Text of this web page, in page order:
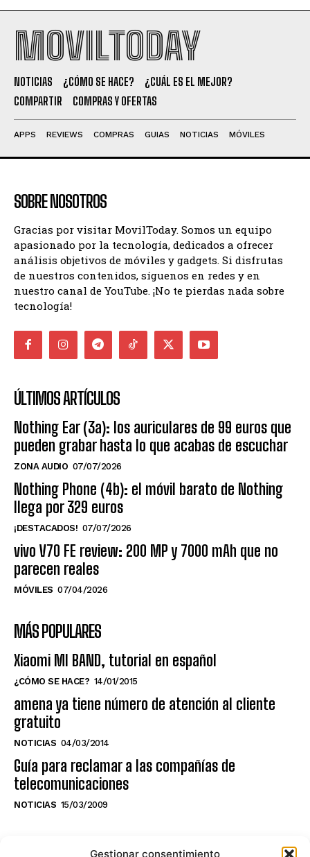
Gestionar consentimiento
MOVILTODAY
NOTICIAS ¿CÓMO SE HACE?
¿CUÁL ES EL MEJOR?
COMPARTIR
COMPRAS Y OFERTAS
APPS REVIEWS COMPRAS GUIAS NOTICIAS MÓVILES
SOBRE NOSOTROS
Gracias por visitar MovilToday. Somos un equipo
apasionado por la tecnología, dedicados a ofrecer
análisis objetivos de móviles y gadgets. Si disfrutas
de nuestros contenidos, síguenos en redes y en
nuestro canal de YouTube. ¡No te pierdas nada sobre
tecnología!
ÚLTIMOS ARTÍCULOS
Nothing Ear (3a): los auriculares de 99 euros que
pueden grabar hasta lo que acabas de escuchar
ZONA AUDIO 07/07/2026
Nothing Phone (4b): el móvil barato de Nothing
llega por 329 euros
¡DESTACADOS! 07/07/2026
vivo V70 FE review: 200 MP y 7000 mAh que no
parecen reales
MÓVILES 07/04/2026
MÁS POPULARES
Xiaomi MI BAND, tutorial en español
¿CÓMO SE HACE? 14/01/2015
amena ya tiene número de atención al cliente
gratuito
NOTICIAS 04/03/2014
Guía para reclamar a las compañías de
telecomunicaciones
NOTICIAS 15/03/2009
NO TE PIERDAS LO ÚLTIMO DEL CANAL